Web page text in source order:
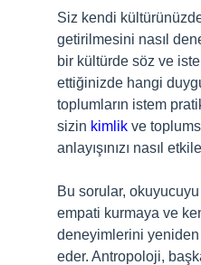
Siz kendi
getirilmesini nasıl
bir kültürde söz ve
ettiğinizde hangi
toplumların istem
sizin kimlik ve
anlayışınızı nasıl
Bu sorular,
empati kurmaya ve
deneyimlerini
eder. Antropoloji,